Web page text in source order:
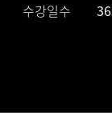
수강일수